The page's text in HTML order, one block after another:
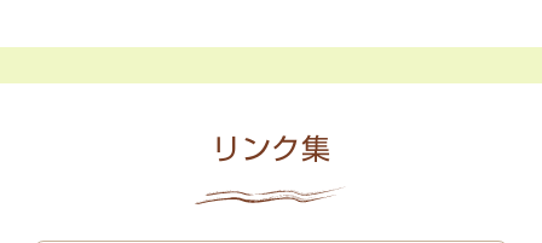
リンク集